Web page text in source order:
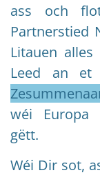
ass och
Partnerstied
Litauen
Leed an et
wéi Europa
gëtt.
Wéi Dir sot,